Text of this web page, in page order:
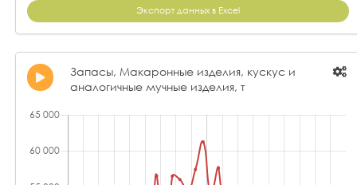
Экспорт данных в Excel
Запасы, Макаронные изделия, кускус и
аналогичные мучные изделия, т